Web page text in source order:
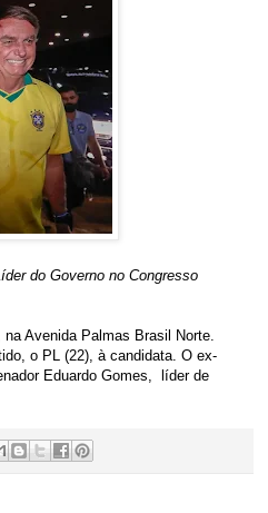
do Governo no Congresso
Avenida Palmas Brasil Norte.
o PL (22), à candidata. O ex-
Eduardo Gomes, líder de